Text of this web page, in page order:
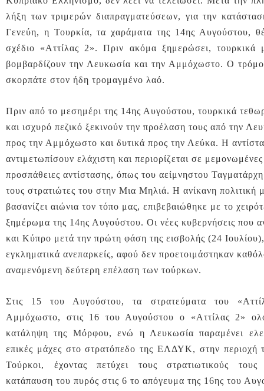
λήξη των τριμερών διαπραγματεύσεων, για την
Γενεύη, η Τουρκία, τα χαράματα της 14ης Αυγούστου,
σχέδιο «Αττίλας 2». Πριν ακόμα ξημερώσει, τουρκικά
βομβαρδίζουν την Λευκωσία και την Αμμόχωστο. Ο
σκορπάτε στον ήδη τρομαγμένο λαό.
Πριν από το μεσημέρι της 14ης Αυγούστου, τουρκικά
και ισχυρό πεζικό ξεκινούν την προέλαση τους από την
προς την Αμμόχωστο και δυτικά προς την Λεύκα. Η
αντιμετωπίσουν ελάχιστη και περιορίζεται σε
προσπάθειες αντίστασης, όπως του αείμνηστου
τους στρατιώτες του στην Μια Μηλιά. Η ανίκανη πολιτική
βασανίζει αιώνια τον τόπο μας, επιβεβαιώθηκε με το
ξημέρωμα της 14ης Αυγούστου. Οι νέες κυβερνήσεις που
και Κύπρο μετά την πρώτη φάση της εισβολής (24
εγκληματικά ανεπαρκείς, αφού δεν προετοιμάστηκαν
αναμενόμενη δεύτερη επέλαση των τούρκων.
Στις 15 του Αυγούστου, τα στρατεύματα του
Αμμόχωστο, στις 16 του Αυγούστου ο «Αττίλας 2»
κατάληψη της Μόρφου, ενώ η Λευκωσία παραμένει
επικές μάχες στο στρατόπεδο της ΕΛΔΥΚ, στην περιοχή
Τούρκοι, έχοντας πετύχει τους στρατιωτικούς
κατάπαυση του πυρός στις 6 το απόγευμα της 16ης του